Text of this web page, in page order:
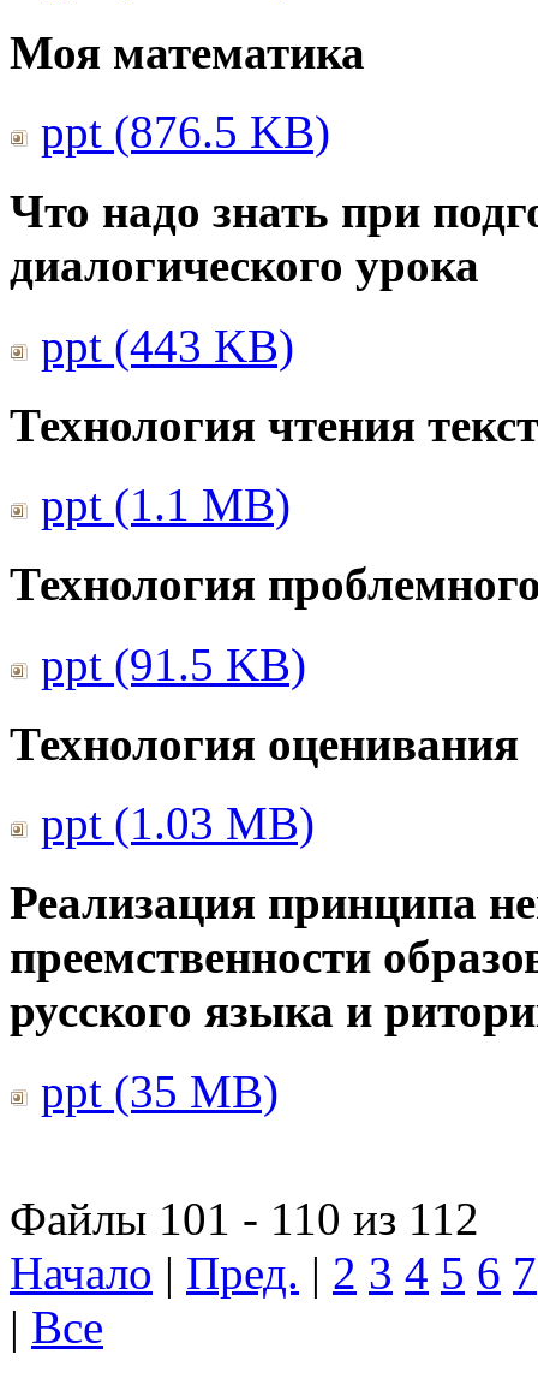
Моя математика
ppt (876.5 KB)
Что надо знать при
диалогического урока
ppt (443 KB)
Технология чтения
ppt (1.1 MB)
Технология
ppt (91.5 KB)
Технология оценивания
ppt (1.03 MB)
Реализация принципа
преемственности
русского языка и
ppt (35 MB)
Файлы 101 - 110 из 112
Начало | Пред. | 2 3 4 5 6 7
| Все